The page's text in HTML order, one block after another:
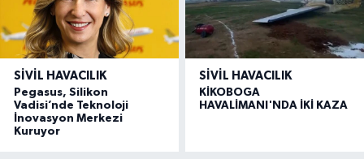
SIVIL HAVACILIK
Pegasus, Silikon
Vadisi’nde Teknoloji
İnovasyon Merkezi
Kuruyor
SIVIL HAVACILIK
KİKOBOGA
HAVALİMANI'NDA İKİ KAZA